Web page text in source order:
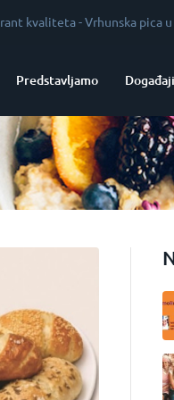
-Vrhunska pica u srcu
Predstavljamo Događaji